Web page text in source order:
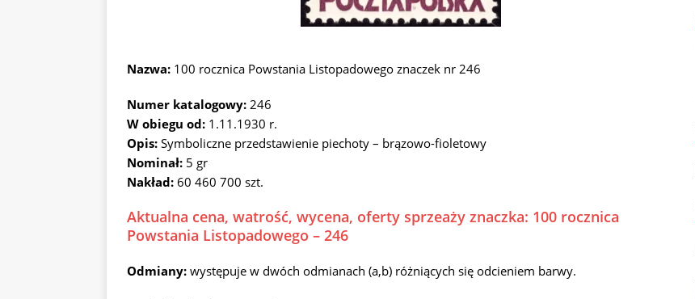
Nazwa: 100 rocznica Powstania Listopadowego znaczek nr 246
Numer katalogowy: 246
W obiegu od: 1.11.1930 r.
Opis: Symboliczne przedstawienie piechoty – brązowo-fioletowy
Nominał: 5 gr
Nakład: 60 460 700 szt.
Aktualna cena, watrość, wycena, oferty sprzeaży znaczka: 100 rocznica
Powstania Listopadowego – 246
Odmiany: występuje w dwóch odmianach (a,b) różniących się odcieniem barwy.